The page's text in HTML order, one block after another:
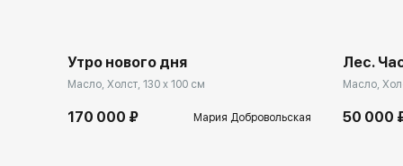
Утро нового дня
Масло, Холст, 130 x 100 см
170 000 ₽ Мария Добровольская
Лес.
Масло,
50 000